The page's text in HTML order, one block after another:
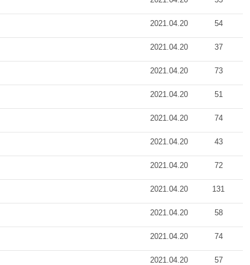
2021.04.20 54
2021.04.20 37
2021.04.20 73
2021.04.20 51
2021.04.20 74
2021.04.20 43
2021.04.20 72
2021.04.20 131
2021.04.20 58
2021.04.20 74
2021.04.20 57